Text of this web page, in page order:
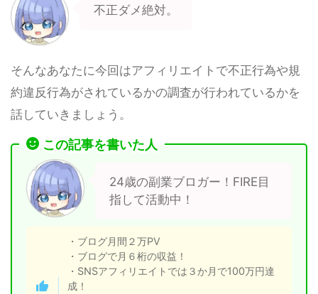
不正ダメ絶対。
そんなあなたに今回はアフィリエイトで不正行為や規
約違反行為がされているかの調査が行われているかを
話していきましょう。
この記事を書いた人
24歳の副業ブロガー！FIRE目
指して活動中！
・ブログ月間２万PV
・ブログで月６桁の収益！
・SNSアフィリエイトでは３か月で100万円達
成！